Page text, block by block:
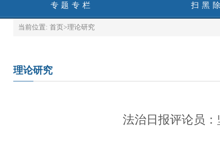
专题专栏 扫黑
当前位置: 首页 >理论研究
理论研究
法治日报评论员